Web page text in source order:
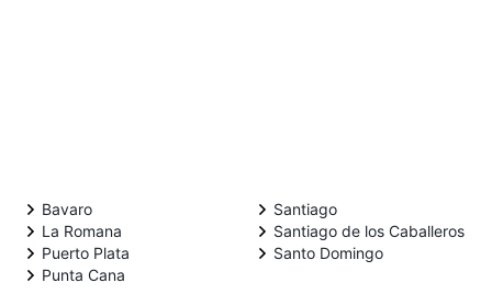
Bavaro
La Romana
Puerto Plata
Punta Cana
Santiago
Santiago de los Caballeros
Santo Domingo